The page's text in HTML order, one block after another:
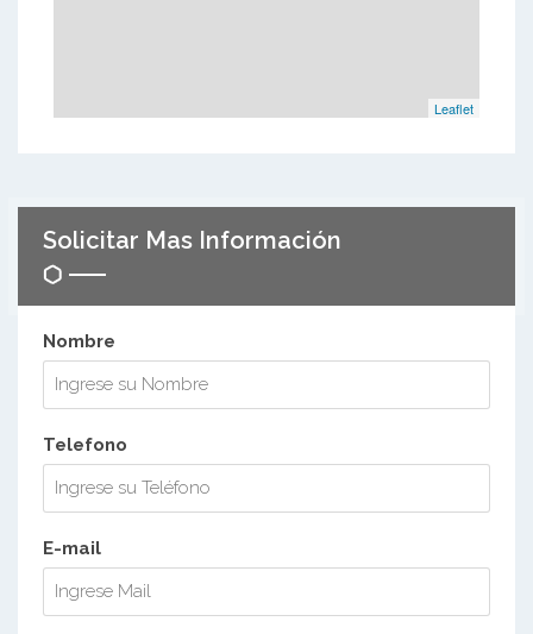
Leaflet
Solicitar Mas Información
Nombre
Telefono
E-mail